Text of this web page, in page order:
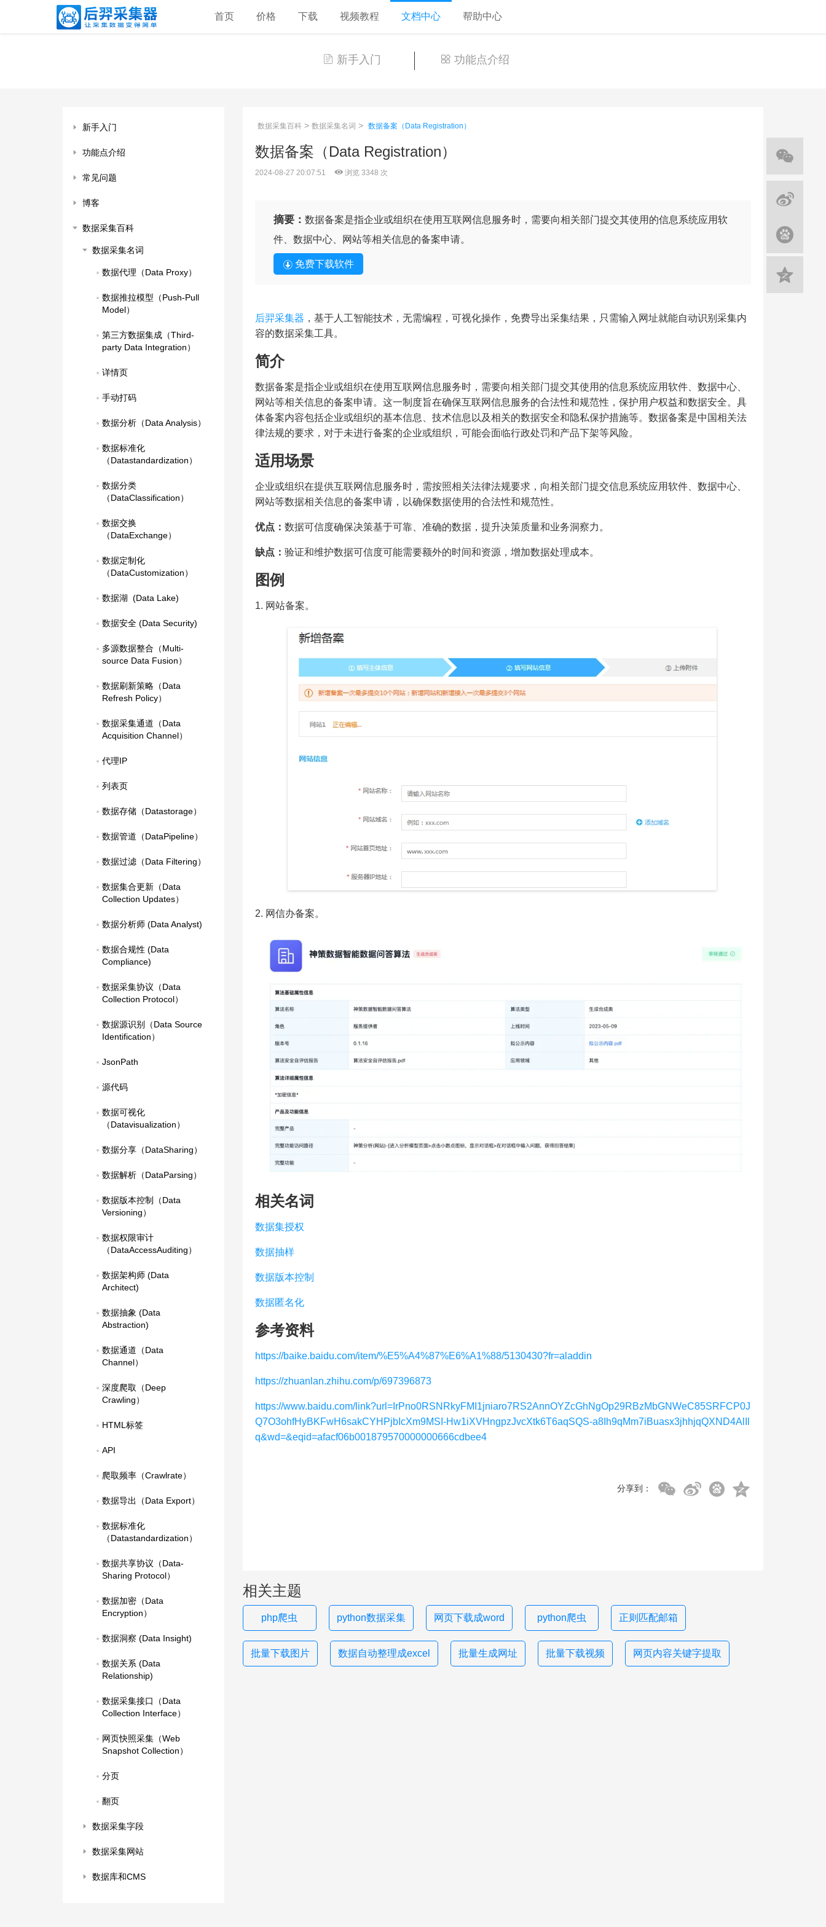
首页 价格 下载 视频教程 文档中心 帮助中心
新手入门 功能点介绍
新手入门
功能点介绍
常见问题
博客
数据采集百科
数据采集名词
数据代理（Data Proxy）
数据推拉模型（Push-Pull
Model）
第三方数据集成（Third-
party Data Integration）
详情页
手动打码
数据分析（Data Analysis）
数据标准化
（Datastandardization）
数据分类
（DataClassification）
数据交换
（DataExchange）
数据定制化
（DataCustomization）
数据湖  (Data Lake)
数据安全 (Data Security)
多源数据整合（Multi-
source Data Fusion）
数据刷新策略（Data
Refresh Policy）
数据采集通道（Data
Acquisition Channel）
代理IP
列表页
数据存储（Datastorage）
数据管道（DataPipeline）
数据过滤（Data Filtering）
数据集合更新（Data
Collection Updates）
数据分析师 (Data Analyst)
数据合规性 (Data
Compliance)
数据采集协议（Data
Collection Protocol）
数据源识别（Data Source
Identification）
JsonPath
源代码
数据可视化
（Datavisualization）
数据分享（DataSharing）
数据解析（DataParsing）
数据版本控制（Data
Versioning）
数据权限审计
（DataAccessAuditing）
数据架构师 (Data
Architect)
数据抽象 (Data
Abstraction)
数据通道（Data
Channel）
深度爬取（Deep
Crawling）
HTML标签
API
爬取频率（Crawlrate）
数据导出（Data Export）
数据标准化
（Datastandardization）
数据共享协议（Data-
Sharing Protocol）
数据加密（Data
Encryption）
数据洞察 (Data Insight)
数据关系 (Data
Relationship)
数据采集接口（Data
Collection Interface）
网页快照采集（Web
Snapshot Collection）
分页
翻页
数据采集字段
数据采集网站
数据库和CMS
数据采集百科 > 数据采集名词 > 数据备案（Data Registration）
数据备案（Data Registration）
2024-08-27 20:07:51 浏览 3348 次
摘要： 数据备案是指企业或组织在使用互联网信息服务时，需要向相关部门提交其使用的信息系统应用软
件、数据中心、网站等相关信息的备案申请。
免费下载软件
后羿采集器 ，基于人工智能技术，无需编程，可视化操作，免费导出采集结果，只需输入网址就能自动识别采集内
容的数据采集工具。
简介
数据备案是指企业或组织在使用互联网信息服务时，需要向相关部门提交其使用的信息系统应用软件、数据中心、
网站等相关信息的备案申请。这一制度旨在确保互联网信息服务的合法性和规范性，保护用户权益和数据安全。具
体备案内容包括企业或组织的基本信息、技术信息以及相关的数据安全和隐私保护措施等。数据备案是中国相关法
律法规的要求，对于未进行备案的企业或组织，可能会面临行政处罚和产品下架等风险。
适用场景
企业或组织在提供互联网信息服务时，需按照相关法律法规要求，向相关部门提交信息系统应用软件、数据中心、
网站等数据相关信息的备案申请，以确保数据使用的合法性和规范性。
优点： 数据可信度确保决策基于可靠、准确的数据，提升决策质量和业务洞察力。
缺点： 验证和维护数据可信度可能需要额外的时间和资源，增加数据处理成本。
图例
1. 网站备案。
2. 网信办备案。
相关名词
数据集授权
数据抽样
数据版本控制
数据匿名化
参考资料
https://baike.baidu.com/item/%E5%A4%87%E6%A1%88/5130430?fr=aladdin
https://zhuanlan.zhihu.com/p/697396873
https://www.baidu.com/link?url=IrPno0RSNRkyFMI1jniaro7RS2AnnOYZcGhNgOp29RBzMbGNWeC85SRFCP0J
Q7O3ohfHyBKFwH6sakCYHPjbIcXm9MSI-Hw1iXVHngpzJvcXtk6T6aqSQS-a8Ih9qMm7iBuasx3jhhjqQXND4AlIl
q&wd=&eqid=afacf06b001879570000000666cdbee4
分享到：
相关主题
php爬虫 python数据采集 网页下载成word python爬虫 正则匹配邮箱
批量下载图片 数据自动整理成excel 批量生成网址 批量下载视频 网页内容关键字提取